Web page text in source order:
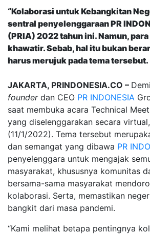
“Kolaborasi untuk Kebangkitan
sentral penyelenggaraan PR
(PRIA) 2022 tahun ini. Namun,
khawatir. Sebab, hal itu bukan
harus merujuk pada tema tersebut.
JAKARTA, PRINDONESIA.CO –
founder dan CEO PR INDONESIA
saat membuka acara Technical
yang diselenggarakan secara
(11/1/2022). Tema tersebut
dan semangat yang dibawa PR
penyelenggara untuk mengajak
masyarakat, khususnya komunitas
bersama-sama masyarakat
kolaborasi. Serta, memastikan
bangkit dari masa pandemi.
“Kami melihat betapa pentingnya